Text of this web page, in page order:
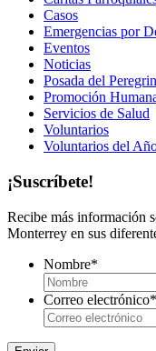
Casos
Emergencias por
Eventos
Noticias
Posada del
Promoción
Servicios de Salud
Voluntarios
Voluntarios del
¡Suscríbete!
Recibe más información
Monterrey en sus
Nombre*
Correo electrónico*